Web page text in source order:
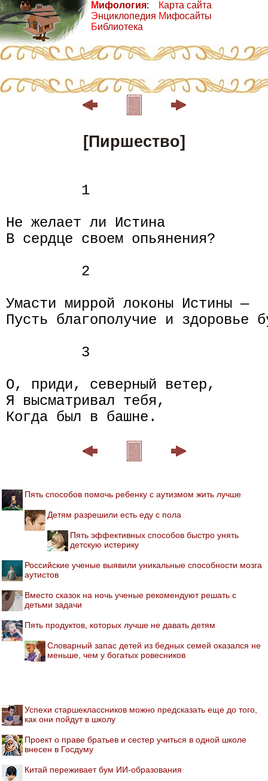
Мифология:
Энциклопедия
Библиотека
Карта сайта
Мифосайты
[Пиршество]
         1
Не желает ли Истина
В сердце своем опьянения?
         2
Умасти миррой локоны Истины —
Пусть благополучие и здоровье
         3
О, приди, северный ветер,
Я высматривал тебя,
Пять способов помочь ребенку с аутизмом жить лучше
Детям разрешили есть еду с пола
Пять эффективных способов быстро унять
детскую истерику
Российские ученые выявили уникальные способности мозга
аутистов
Вместо сказок на ночь ученые рекомендуют решать с
детьми задачи
Пять продуктов, которых лучше не давать детям
Словарный запас детей из бедных семей оказался не
меньше, чем у богатых ровесников
Успехи старшеклассников можно предсказать еще до того,
как они пойдут в школу
Проект о праве братьев и сестер учиться в одной школе
внесен в Госдуму
Китай переживает бум ИИ-образования